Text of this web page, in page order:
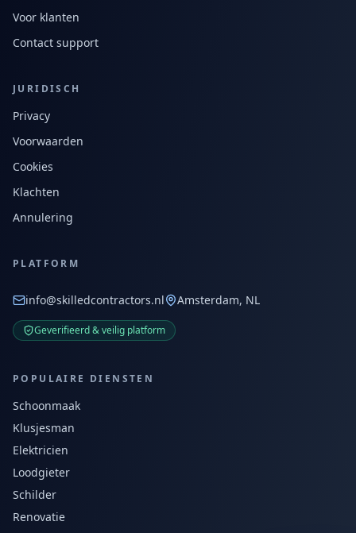
Voor klanten
Contact support
JURIDISCH
Privacy
Voorwaarden
Cookies
Klachten
Annulering
PLATFORM
info@skilledcontractors.nl Amsterdam, NL
Geverifieerd & veilig platform
POPULAIRE DIENSTEN
Schoonmaak
Klusjesman
Elektricien
Loodgieter
Schilder
Renovatie